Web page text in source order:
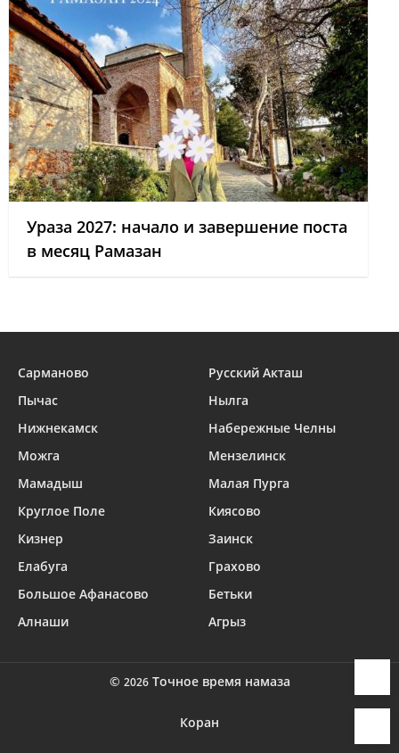
Ураза 2027: начало и завершение поста
в месяц Рамазан
Сарманово
Русский Акташ
Пычас
Нылга
Нижнекамск
Набережные Челны
Можга
Мензелинск
Мамадыш
Малая Пурга
Круглое Поле
Киясово
Кизнер
Заинск
Елабуга
Грахово
Большое Афанасово
Бетьки
Алнаши
Агрыз
© 2026 Точное время намаза
Коран